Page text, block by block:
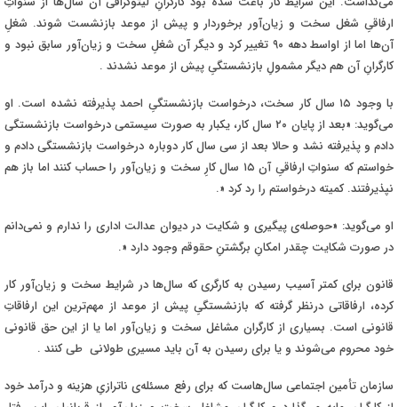
ارفاقیِ شغل سخت و زیان‌آور برخوردار و پیش از موعد بازنشست شوند. شغلِ
آن‌ها اما از اواسط دهه ۹۰ تغییر کرد و دیگر آن شغلِ سخت و زیان‌آور سابق نبود و
کارگرانِ آن هم دیگر مشمولِ بازنشستگیِ پیش از موعد نشدند .
با وجود ۱۵ سال کار سخت، درخواست بازنشستگیِ احمد پذیرفته نشده است. او
می‌گوید: «بعد از پایان ۲۰ سال کار، یکبار به صورت سیستمی درخواست بازنشستگی
دادم و پذیرفته نشد و حالا بعد از سی سال کار دوباره درخواست بازنشستگی دادم و
خواستم که سنواتِ ارفاقیِ آن ۱۵ سال کارِ سخت و زیان‌
آور را حساب کنند اما باز هم
نپذیرفتند. کمیته درخواستم را رد کرد .»
او می‌گوید: «حوصله‌ی پیگیری و شکایت در دیوان عدالت اداری را ندارم و نمی‌دانم
در صورت شکایت چقدر امکانِ برگشتنِ حقوقم وجود دارد .»
قانون برای کمتر آسیب رسیدن به کارگری که سال‌ها در شرایط سخت و زیان‌آور کار
کرده، ارفاقاتی درنظر گرفته که بازنشستگیِ پیش از موعد از مهم‌ترین این ارفاقاتِ
قانونی است. بسیاری از کارگران مشاغل سخت و زیان‌آور اما یا از این حق قانونی
خود محروم می‌شوند و یا برای رسیدن به آن باید مسیری طولانی طی کنند .
سازمان تأمین اجتماعی سال‌هاست که برای رفع مسئله‌ی ناترازیِ هزینه و درآمد خود